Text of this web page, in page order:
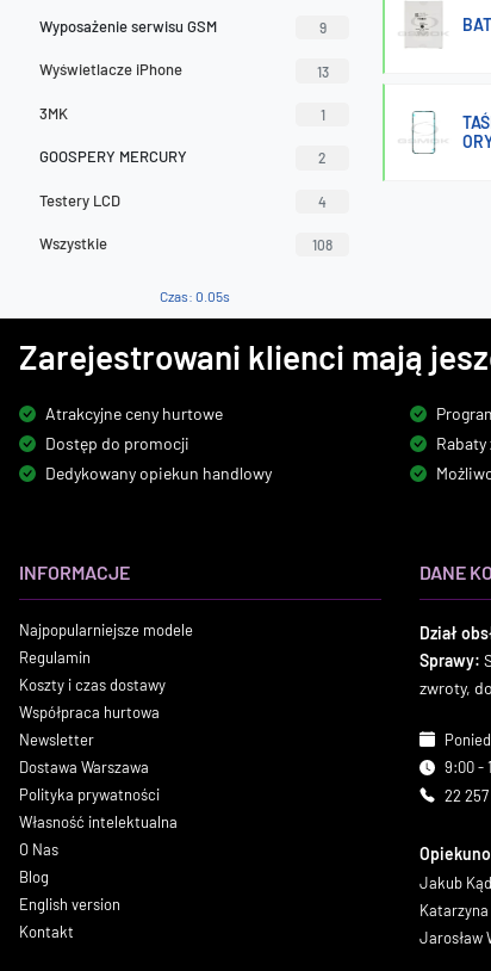
Wyposażenie serwisu GSM 9
Wyświetlacze iPhone 13
3MK 1
GOOSPERY MERCURY 2
Testery LCD 4
Wszystkie 108
Czas: 0.05s
Zarejestrowani klienci mają
Atrakcyjne ceny hurtowe
Dostęp do promocji
Dedykowany opiekun handlowy
Rabaty
INFORMACJE
Najpopularniejsze modele
Regulamin
Koszty i czas dostawy
Współpraca hurtowa
Newsletter
Dostawa Warszawa
Polityka prywatności
Własność intelektualna
O Nas
Blog
English version
Kontakt
DANE
Dział
Sprawy:
zwroty,
9:00 -
22
Jakub
Jarosław